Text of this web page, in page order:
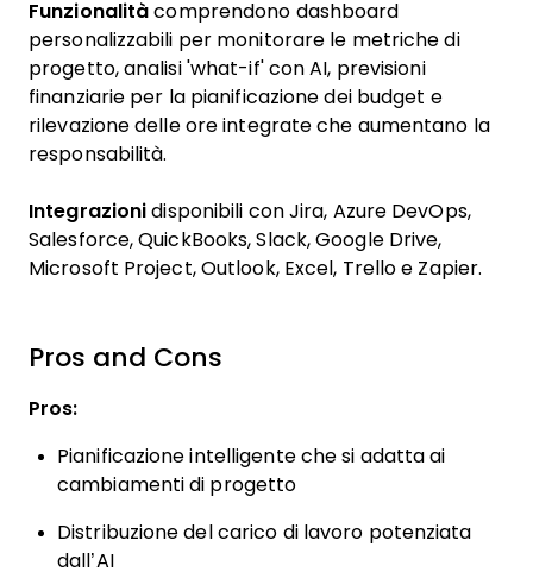
Funzionalità comprendono dashboard
personalizzabili per monitorare le metriche di
progetto, analisi 'what-if' con AI, previsioni
finanziarie per la pianificazione dei budget e
rilevazione delle ore integrate che aumentano la
responsabilità.
Integrazioni disponibili con Jira, Azure DevOps,
Salesforce, QuickBooks, Slack, Google Drive,
Microsoft Project, Outlook, Excel, Trello e Zapier.
Pros and Cons
Pros:
Pianificazione intelligente che si adatta ai
cambiamenti di progetto
Distribuzione del carico di lavoro potenziata
dall’AI